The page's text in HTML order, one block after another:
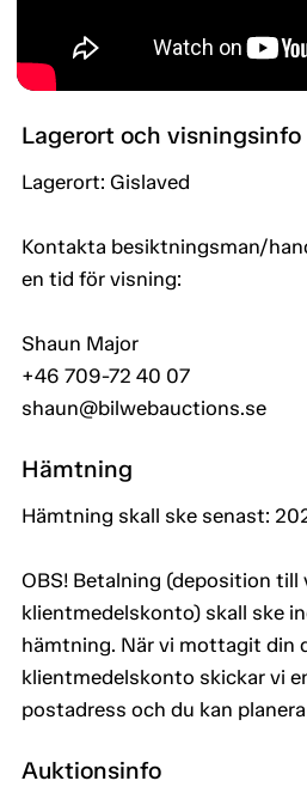
Lagerort och visningsinfo
Lagerort: Gislaved
Kontakta besiktningsman/
en tid för visning:
Shaun Major
+46 709-72 40 07
shaun@bilwebauctions.se
Hämtning
Hämtning skall ske senast:
OBS! Betalning (deposition till
klientmedelskonto) skall ske
hämtning. När vi mottagit din
klientmedelskonto skickar vi
postadress och du kan
Auktionsinfo